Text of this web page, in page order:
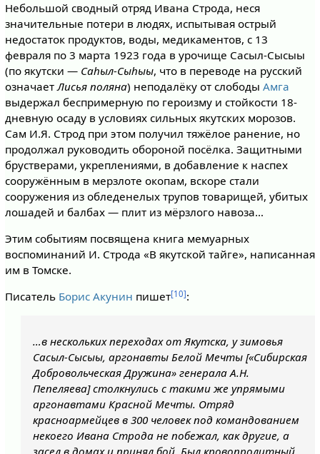
Небольшой сводный отряд Ивана Строда, неся
значительные потери в людях, испытывая острый
недостаток продуктов, воды, медикаментов, с 13
февраля по 3 марта 1923 года в урочище Сасыл-Сысыы
(по якутски — Саһыл-Сыһыы, что в переводе на русский
означаетЛисья поляна) неподалёку от слободы Амга
выдержал беспримерную по героизму и стойкости 18-
дневную осаду в условиях сильных якутских морозов.
Сам И.Я. Строд при этом получил тяжёлое ранение, но
продолжал руководить обороной посёлка. Защитными
брустверами, укреплениями, в добавление к наспех
сооружённым в мерзлоте окопам, вскоре стали
сооружения из обледенелых трупов товарищей, убитых
лошадей и балбах — плит из мёрзлого навоза…
Этим событиям посвящена книга мемуарных
воспоминаний И. Строда «В якутской тайге», написанная
им в Томске.
Писатель Борис Акунин пишет[10]:
…в нескольких переходах от Якутска, у зимовья
Сасыл-Сысыы, аргонавты Белой Мечты [«Сибирская
Добровольческая Дружина» генерала А.Н.
Пепеляева] столкнулись с такими же упрямыми
аргонавтами Красной Мечты. Отряд
красноармейцев в 300 человек под командованием
некоего Ивана Строда не побежал, как другие, а